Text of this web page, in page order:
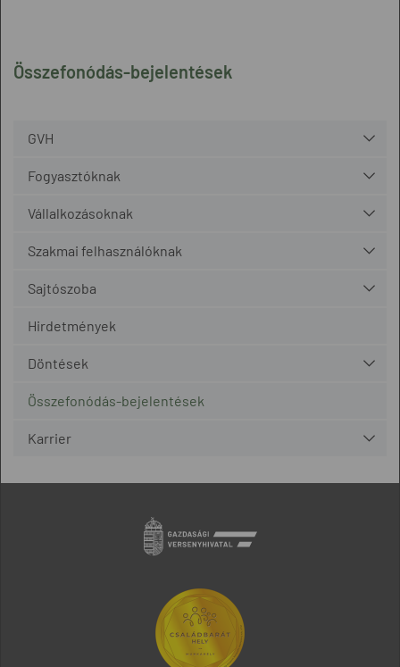
Összefonódás-bejelentések
GVH
Fogyasztóknak
Vállalkozásoknak
Szakmai felhasználóknak
Sajtószoba
Hirdetmények
Döntések
Összefonódás-bejelentések
Karrier